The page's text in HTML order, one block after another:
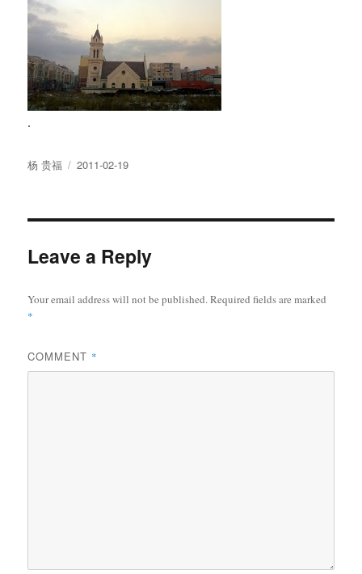
.
Author
杨 贵福
Posted
2011-02-19
Leave a Reply
Your email address will not be published.Required fields are marked
*
COMMENT *